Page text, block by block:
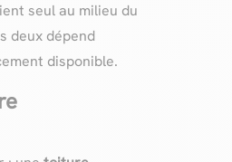
seul au milieu du
deux dépend
disponible.